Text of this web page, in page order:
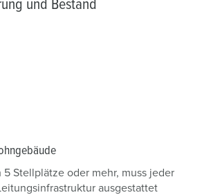
und Bestand
5 Stellplätze oder mehr, muss jeder
ausgestattet